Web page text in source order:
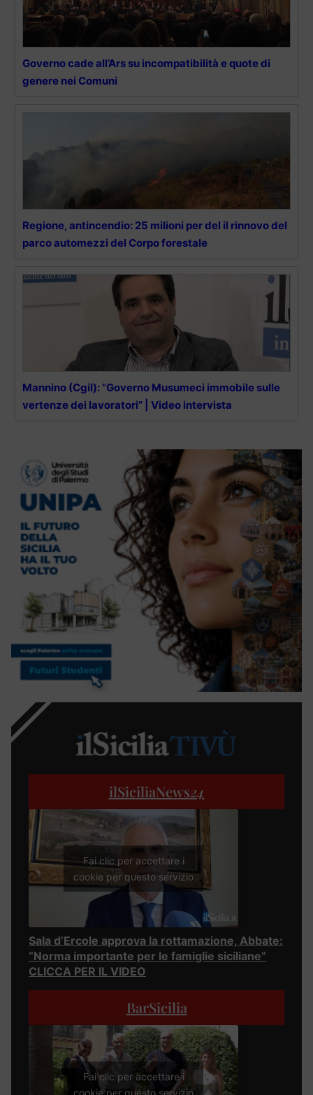
Governo cade all’Ars su incompatibilità e quote di
genere nei Comuni
Regione, antincendio: 25 milioni per del il rinnovo del
parco automezzi del Corpo forestale
Mannino (Cgil): “Governo Musumeci immobile sulle
vertenze dei lavoratori” | Video intervista
ilSiciliaNews24
Fai clic per accettare i
cookie per questo servizio
Sala d’Ercole approva la rottamazione, Abbate:
“Norma importante per le famiglie siciliane”
CLICCA PER IL VIDEO
BarSicilia
Fai clic per accettare i
cookie per questo servizio